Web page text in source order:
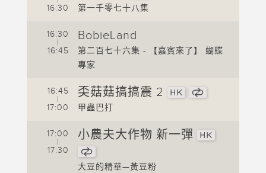
16:30
第一千零七十八集
16:30
|
16:45
BobieLand
第二百七十六集 - 【嘉賓來了】 蝴蝶
專家
16:45
|
17:00
奀菇菇搞搞震 2
甲蟲巴打
17:00
|
17:30
小農夫大作物 新一彈
大豆的精華—黃豆粉